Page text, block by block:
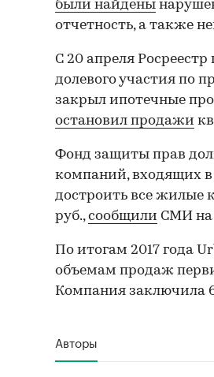
были найдены
отчетность, а также
С 20 апреля
долевого участия по
закрыл ипотечные
остановил продажи
Фонд защиты прав
компаний, входящих в
достроить все жилые
руб.,сообщили СМИ на
По итогам 2017 года
объемам продаж
Компания заключила
Авторы